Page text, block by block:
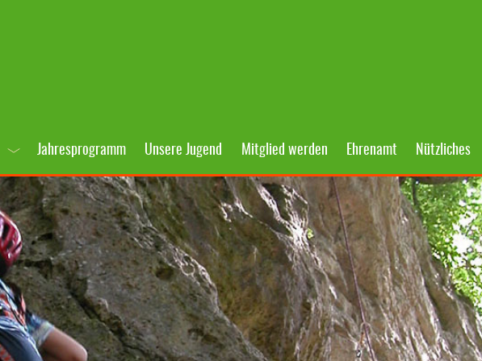
Jahresprogramm Unsere Jugend Mitglied werden Ehrenamt Nützliches